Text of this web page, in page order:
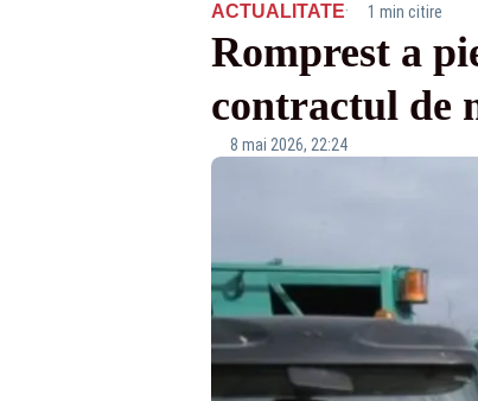
ACTUALITATE· 1 min citire
Romprest a
contractul de
8 mai 2026, 22:24